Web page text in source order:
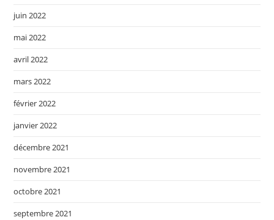
juin 2022
mai 2022
avril 2022
mars 2022
février 2022
janvier 2022
décembre 2021
novembre 2021
octobre 2021
septembre 2021